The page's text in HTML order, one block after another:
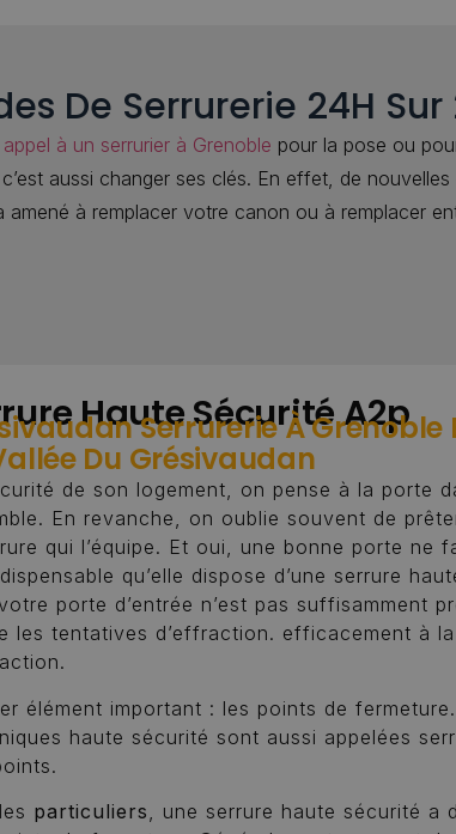
De Serrurerie 24H Sur
à un serrurier à Grenoble pour la pose ou
aussi changer ses clés. En effet, de
à remplacer votre canon ou à remplacer
Haute Sécurité A2p
Serrurerie À Grenoble
Du Grésivaudan
de son logement, on pense à la porte
En revanche, on oublie souvent de
qui l’équipe. Et oui, une bonne porte ne
qu’elle dispose d’une serrure
porte d’entrée n’est pas suffisamment
les tentatives d’effraction. efficacement à
élément important : les points de
haute sécurité sont aussi appelées
particuliers, une serrure haute sécurité a